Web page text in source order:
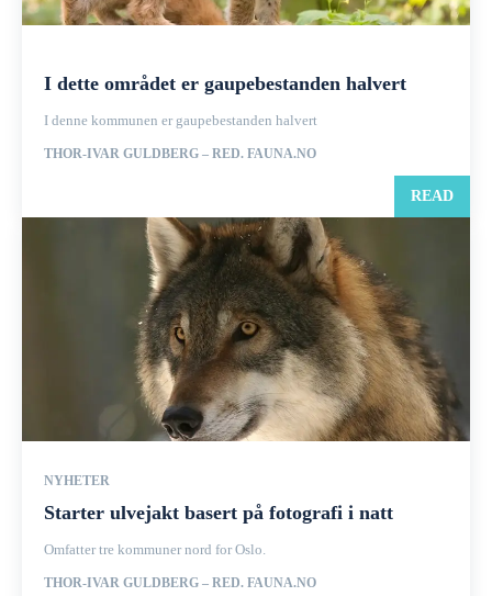
I dette området er gaupebestanden halvert
I denne kommunen er gaupebestanden halvert
THOR-IVAR GULDBERG – RED. FAUNA.NO
READ
NYHETER
Starter ulvejakt basert på fotografi i natt
Omfatter tre kommuner nord for Oslo.
THOR-IVAR GULDBERG – RED. FAUNA.NO